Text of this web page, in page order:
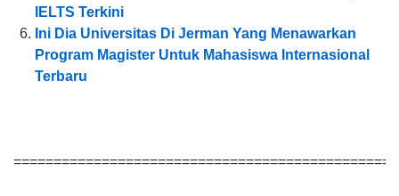
IELTS Terkini
Ini Dia Universitas Di Jerman Yang Menawarkan
Program Magister Untuk Mahasiswa Internasional
Terbaru